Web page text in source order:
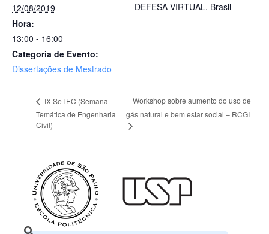
12/08/2019
Hora:
13:00 - 16:00
Categoria de Evento:
Dissertações de Mestrado
DEFESA VIRTUAL. Brasil
IX SeTEC (Semana
Temática de Engenharia
Civil)
Workshop sobre aumento do uso de
gás natural e bem estar social – RCGI